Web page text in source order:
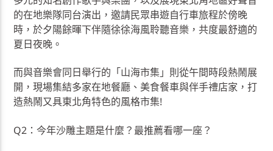
的在地樂隊同台演出，邀請民眾串遊自行車旅程於傍晚
時，於夕陽餘暉下伴隨徐徐海風聆聽音樂，共度最舒適的
夏日夜晚。
而與音樂會同日舉行的「山海市集」則從午間時段熱鬧展
開，現場集結多家在地餐廳、美食餐車與伴手禮店家，打
造熱鬧又具東北角特色的風格市集!
Q2：今年沙雕主題是什麼？最推薦看哪一座？